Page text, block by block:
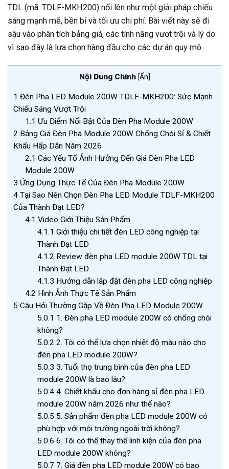
TDL (mã: TDLF-MKH200) nổi lên như một giải pháp chiếu
sáng mạnh mẽ, bền bỉ và tối ưu chi phí. Bài viết này sẽ đi
sâu vào phân tích bảng giá, các tính năng vượt trội và lý do
vì sao đây là lựa chọn hàng đầu cho các dự án quy mô.
Nội Dung Chính [Ẩn]
1 Đèn Pha LED Module 200W TDLF-MKH200: Sức Mạnh
Chiếu Sáng Vượt Trội
1.1 Ưu Điểm Nổi Bật Của Đèn Pha Module 200W
2 Bảng Giá Đèn Pha Module 200W Chống Chói Sỉ & Chiết
Khấu Hấp Dẫn Năm 2026
2.1 Các Yếu Tố Ảnh Hưởng Đến Giá Đèn Pha LED
Module 200W
3 Ứng Dụng Thực Tế Của Đèn Pha Module 200W
4 Tại Sao Nên Chọn Đèn Pha LED Module TDLF-MKH200
Của Thành Đạt LED?
4.1 Video Giới Thiệu Sản Phẩm
4.1.1 Giới thiệu chi tiết đèn LED công nghiệp tại
Thành Đạt LED
4.1.2 Review đèn pha LED module 200W TDL tại
Thành Đạt LED
4.1.3 Hướng dẫn lắp đặt đèn pha LED công nghiệp
4.2 Hình Ảnh Thực Tế Sản Phẩm
5 Câu Hỏi Thường Gặp Về Đèn Pha LED Module 200W
5.0.1 1. Đèn pha LED module 200W có chống chói
không?
5.0.2 2. Tôi có thể lựa chọn nhiệt độ màu nào cho
đèn pha LED module 200W?
5.0.3 3. Tuổi thọ trung bình của đèn pha LED
module 200W là bao lâu?
5.0.44. Chiết khấu cho đơn hàng sỉ đèn pha LED
module 200W năm 2026 như thế nào?
5.0.5 5. Sản phẩm đèn pha LED module 200W có
phù hợp với môi trường ngoài trời không?
5.0.6 6. Tôi có thể thay thế linh kiện của đèn pha
LED module 200W không?
5.0.7 7. Giá đèn pha LED module 200W có bao